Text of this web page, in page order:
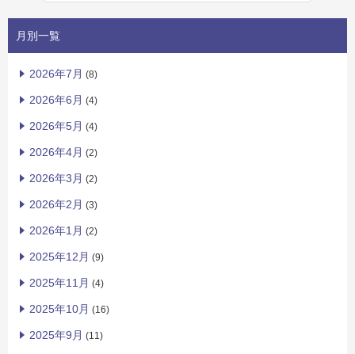
月別一覧
2026年7月 (8)
2026年6月 (4)
2026年5月 (4)
2026年4月 (2)
2026年3月 (2)
2026年2月 (3)
2026年1月 (2)
2025年12月 (9)
2025年11月 (4)
2025年10月 (16)
2025年9月 (11)